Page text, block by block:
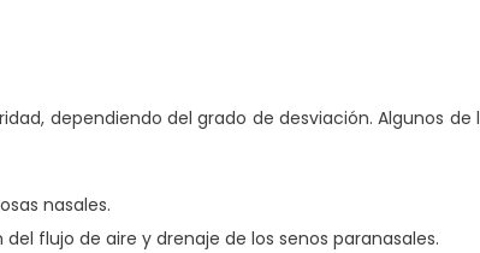
dependiendo del grado de desviación. Algunos de
nasales.
flujo de aire y drenaje de los senos paranasales.